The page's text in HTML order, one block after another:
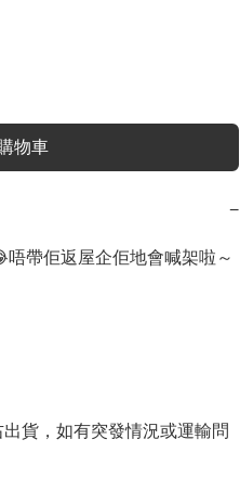
物車
−
帶佢返屋企佢地會喊架啦～
貨，如有突發情況或運輸問